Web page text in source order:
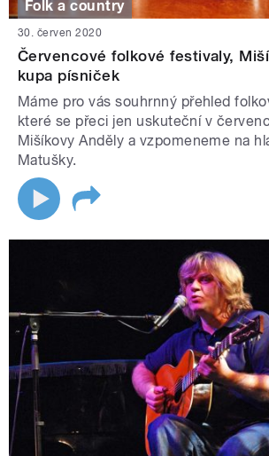
Folk a country
30. červen 2020
Červencové folkové festivaly,
kupa písniček
Máme pro vás souhrnný přehled
které se přeci jen uskuteční v
Mišíkovy Anděly a vzpomeneme na
Matušky.